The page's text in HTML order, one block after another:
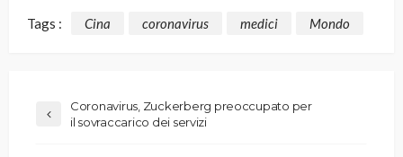
Tags : Cina coronavirus medici Mondo
Coronavirus, Zuckerberg preoccupato per
il sovraccarico dei servizi